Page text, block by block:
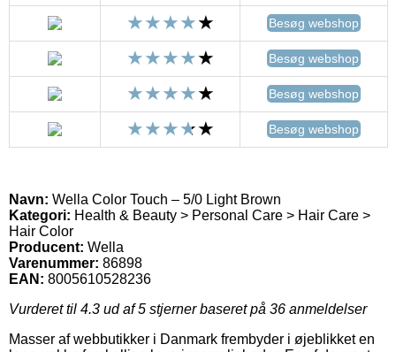
Besøg webshop
Besøg webshop
Besøg webshop
Besøg webshop
Navn: Wella Color Touch – 5/0 Light Brown
Kategori: Health & Beauty > Personal Care > Hair Care >
Hair Color
Producent: Wella
Varenummer: 86898
EAN: 8005610528236
Vurderet til 4.3 ud af 5 stjerner baseret på 36 anmeldelser
Masser af webbutikker i Danmark frembyder i øjeblikket en